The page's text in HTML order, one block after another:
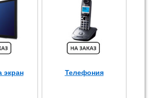
экран Телефония